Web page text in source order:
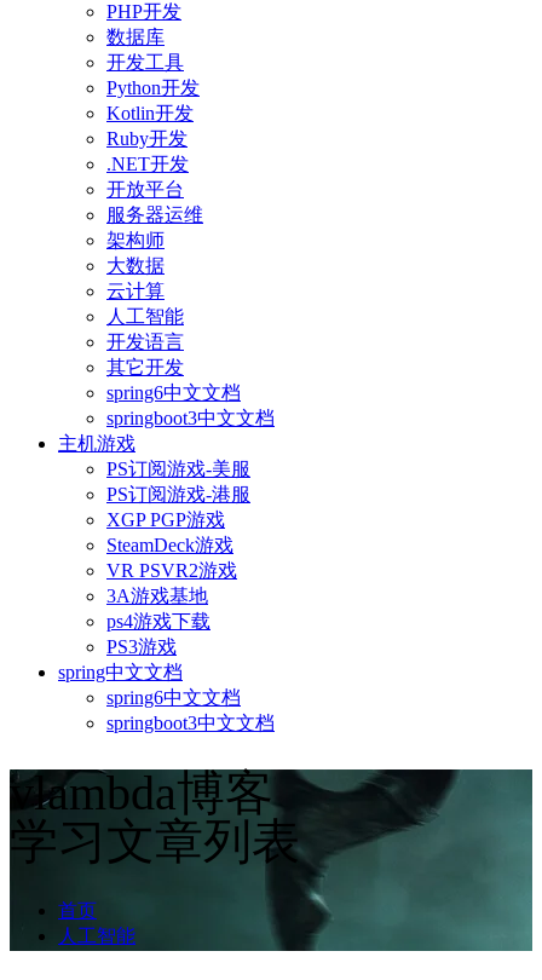
PHP开发
数据库
开发工具
Python开发
Kotlin开发
Ruby开发
.NET开发
开放平台
服务器运维
架构师
大数据
云计算
人工智能
开发语言
其它开发
spring6中文文档
springboot3中文文档
主机游戏
PS订阅游戏-美服
PS订阅游戏-港服
XGP PGP游戏
SteamDeck游戏
VR PSVR2游戏
3A游戏基地
ps4游戏下载
PS3游戏
spring中文文档
spring6中文文档
springboot3中文文档
vlambda博客
学习文章列表
首页
人工智能